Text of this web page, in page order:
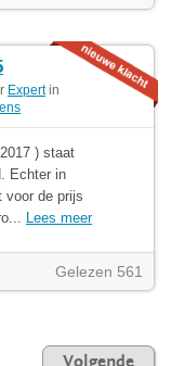
Expertin
) staat
Echter in
voor de prijs
Lees meer
Gelezen 561
Volgende